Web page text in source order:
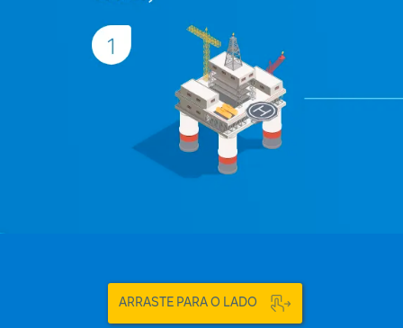
ARRASTE PARA O LADO